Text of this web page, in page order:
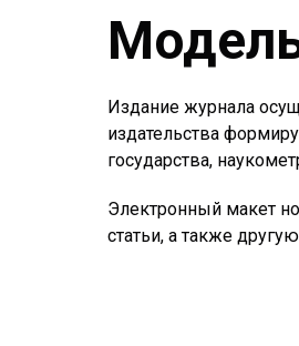
Издание журнала
издательства
государства,
Электронный макет
статьи, а также